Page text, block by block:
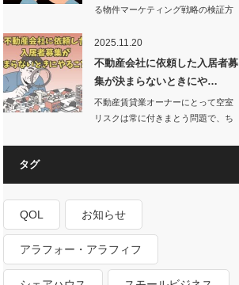
る物件マーケティング戦略の検証方
2025.11.20
不動産会社に依頼した入居者募
集が決まらないときにや…
不動産賃貸業オーナーにとって空室
リスクは常に付きまとう問題で、ち
タグ
QOL お知らせ
アラフォー・アラフィフ